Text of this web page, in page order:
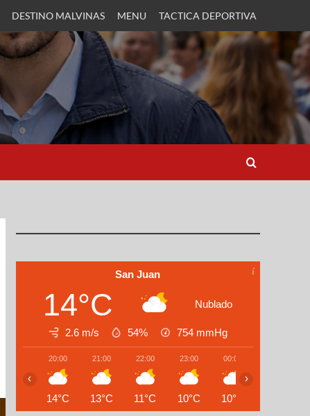
DESTINO MALVINAS MENU TACTICA DEPORTIVA
San Juan
14°C Nublado
2.6 m/s 54% 754 mmHg
20:00
14°C
21:00
13°C
22:00
11°C
23:00
10°C
00:00
10°C
‹ ›